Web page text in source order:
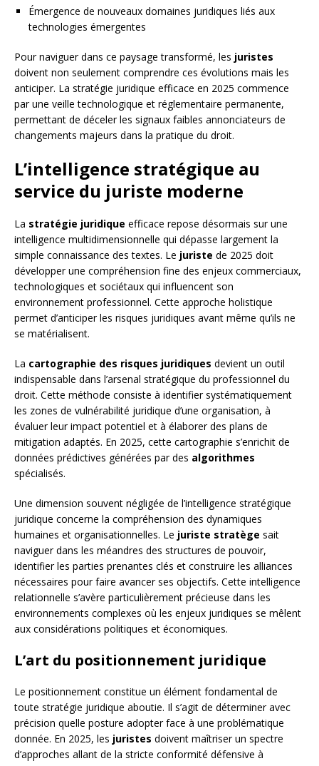
Émergence de nouveaux domaines juridiques liés aux
technologies émergentes
Pour naviguer dans ce paysage transformé, les juristes
doivent non seulement comprendre ces évolutions mais les
anticiper. La stratégie juridique efficace en 2025 commence
par une veille technologique et réglementaire permanente,
permettant de déceler les signaux faibles annonciateurs de
changements majeurs dans la pratique du droit.
L’intelligence stratégique au
service du juriste moderne
La stratégie juridique efficace repose désormais sur une
intelligence multidimensionnelle qui dépasse largement la
simple connaissance des textes. Le juriste de 2025 doit
développer une compréhension fine des enjeux commerciaux,
technologiques et sociétaux qui influencent son
environnement professionnel. Cette approche holistique
permet d’anticiper les risques juridiques avant même qu’ils ne
se matérialisent.
La cartographie des risques juridiques devient un outil
indispensable dans l’arsenal stratégique du professionnel du
droit. Cette méthode consiste à identifier systématiquement
les zones de vulnérabilité juridique d’une organisation, à
évaluer leur impact potentiel et à élaborer des plans de
mitigation adaptés. En 2025, cette cartographie s’enrichit de
données prédictives générées par des algorithmes
spécialisés.
Une dimension souvent négligée de l’intelligence stratégique
juridique concerne la compréhension des dynamiques
humaines et organisationnelles. Le juriste stratège sait
naviguer dans les méandres des structures de pouvoir,
identifier les parties prenantes clés et construire les alliances
nécessaires pour faire avancer ses objectifs. Cette intelligence
relationnelle s’avère particulièrement précieuse dans les
environnements complexes où les enjeux juridiques se mêlent
aux considérations politiques et économiques.
L’art du positionnement juridique
Le positionnement constitue un élément fondamental de
toute stratégie juridique aboutie. Il s’agit de déterminer avec
précision quelle posture adopter face à une problématique
donnée. En 2025, les juristes doivent maîtriser un spectre
d’approches allant de la stricte conformité défensive à